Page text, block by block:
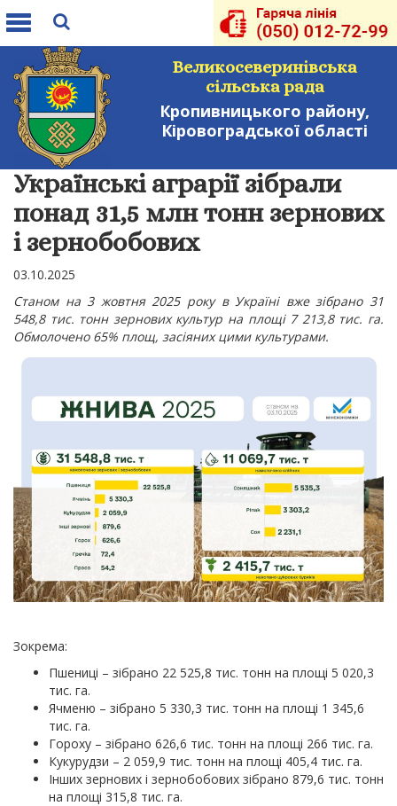
Toggle
Великосеверинівська
сільська рада
Кропивницького району,
Кіровоградської області
Українські аграрії зібрали
понад 31,5 млн тонн зернових
і зернобобових
03.10.2025
Станом на 3 жовтня 2025 року в Україні вже зібрано 31
548,8 тис. тонн зернових культур на площі 7 213,8 тис. га.
Обмолочено 65% площ, засіяних цими культурами.
Зокрема:
Пшениці – зібрано 22 525,8 тис. тонн на площі 5 020,3
тис. га.
Ячменю – зібрано 5 330,3 тис. тонн на площі 1 345,6
тис. га.
Гороху – зібрано 626,6 тис. тонн на площі 266 тис. га.
Кукурудзи – 2 059,9 тис. тонн на площі 405,4 тис. га.
Інших зернових і зернобобових зібрано 879,6 тис. тонн
на площі 315,8 тис. га.